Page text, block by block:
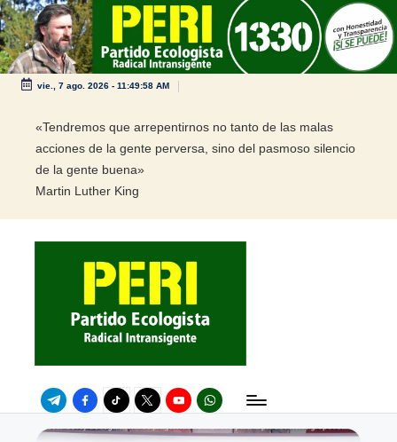
Saltar
al
contenido
vie., 7 ago. 2026- 11:49:58 AM
«Tendremos que arrepentirnos no tanto de las malas
acciones de la gente perversa, sino del pasmoso silencio
de la gente buena»
Martin Luther King
TelegramFacebook
TikTokTwitterYoutubeWhatsApp